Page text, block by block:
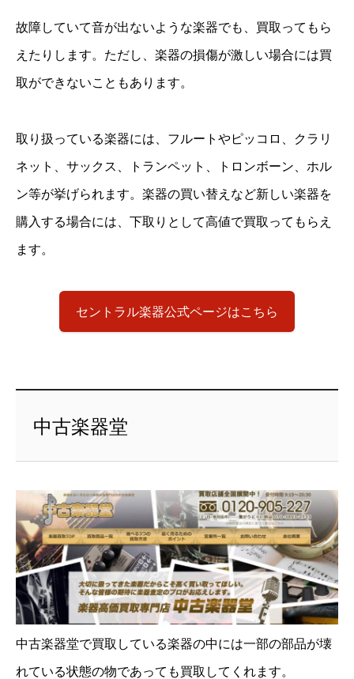
故障していて音が出ないような楽器でも、買取ってもら
えたりします。ただし、楽器の損傷が激しい場合には買
取ができないこともあります。
取り扱っている楽器には、フルートやピッコロ、クラリ
ネット、サックス、トランペット、トロンボーン、ホル
ン等が挙げられます。楽器の買い替えなど新しい楽器を
購入する場合には、下取りとして高値で買取ってもらえ
ます。
セントラル楽器公式ページはこちら
中古楽器堂
中古楽器堂で買取している楽器の中には一部の部品が壊
れている状態の物であっても買取してくれます。